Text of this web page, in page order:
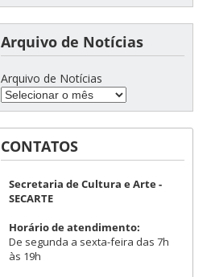
Arquivo de Notícias
Arquivo de Notícias
CONTATOS
Secretaria de Cultura e Arte -
SECARTE
Horário de atendimento:
De segunda a sexta-feira das 7h
às 19h